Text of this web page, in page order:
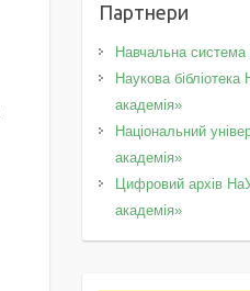
Партнери
Навчальна
Наукова
академія»
Національний
академія»
Цифровий архів
академія»